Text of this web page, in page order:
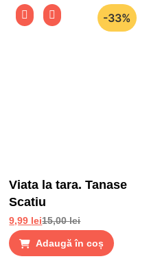
-33%
Viata la tara. Tanase
Scatiu
15,00lei
9,99 lei
Adaugă în coș